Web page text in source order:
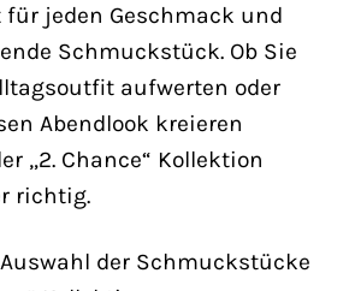
jeden Geschmack und
Schmuckstück. Ob Sie
aufwerten oder
Abendlook kreieren
„2. Chance“ Kollektion
richtig.
der Schmuckstücke